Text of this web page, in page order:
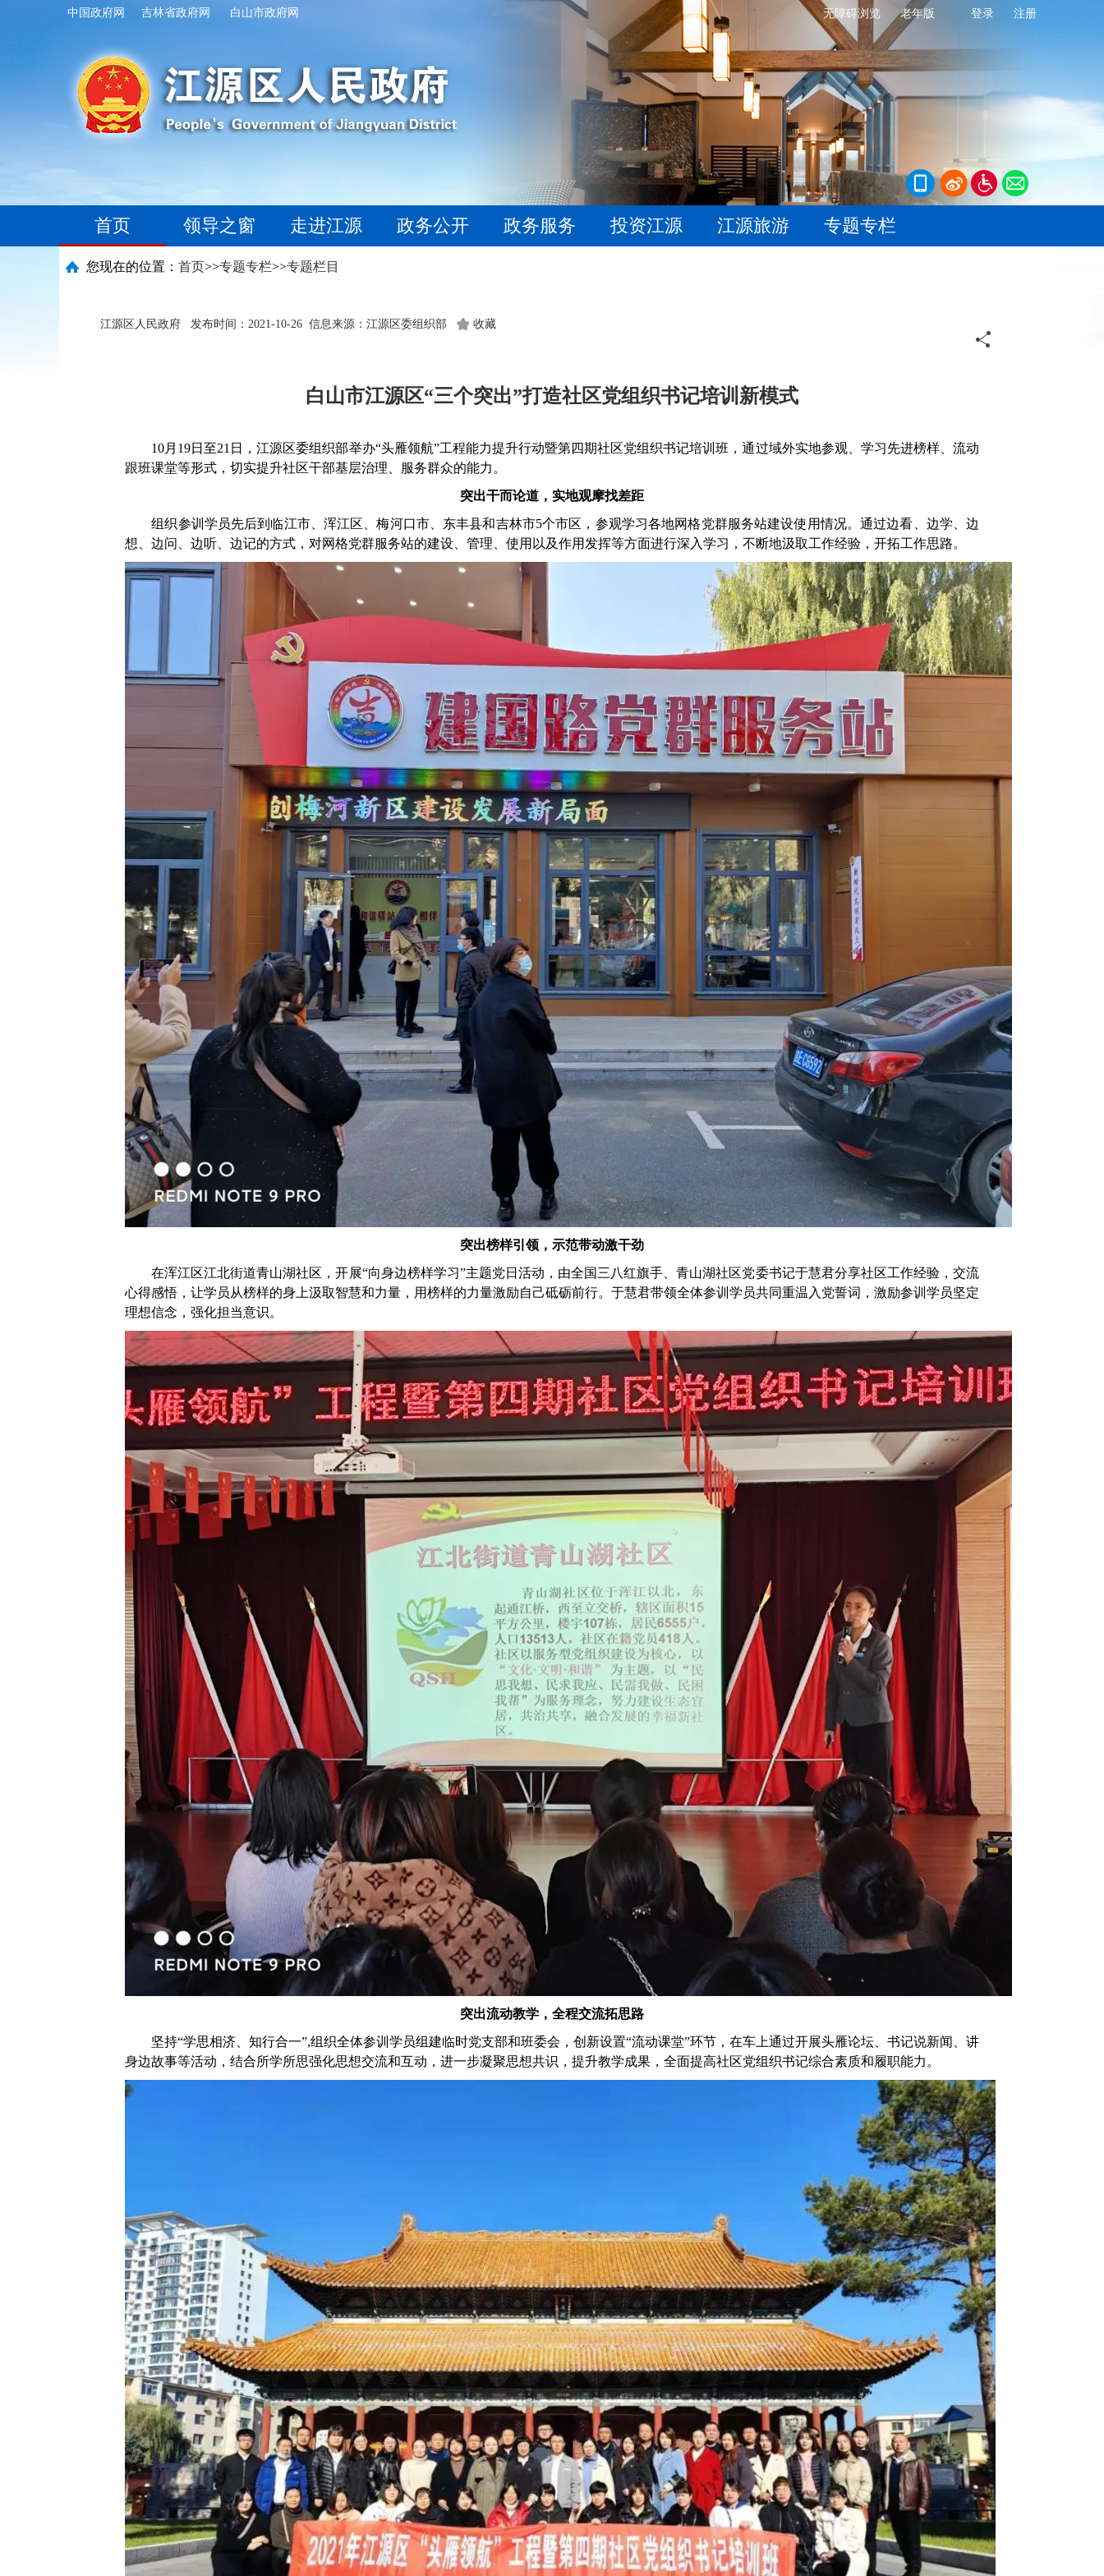
中国政府网 吉林省政府网 白山市政府网 无障碍浏览 老年版 登录 注册
首页 领导之窗 走进江源 政务公开 政务服务 投资江源 江源旅游 专题专栏
您现在的位置： 首页>>专题专栏>>专题栏目
江源区人民政府 发布时间：2021-10-26 信息来源：江源区委组织部 收藏
白山市江源区“三个突出”打造社区党组织书记培训新模式
10月 19日至21 日，江源区委组织部举办“头雁领航”工程能力提升行动暨第四期社区党组织书记培训班，通过域外实地参观、学习先进榜样、流动
跟班课堂等形式，切实提升社区干部基层治理、服务群众的能力。
突出干而论道，实地观摩找差距
组织参训学员先后到临江市、浑江区、梅河口市、东丰县和吉林市5个市区，参观学习各地网格党群服务站建设使用情况。通过边看、边学、边
想、边问、边听、边记的方式，对网格党群服务站的建设、管理、使用以及作用发挥等方面进行深入学习，不断地汲取工作经验，开拓工作思路。
突出榜样引领，示范带动激干劲
在浑江区江北街道青山湖社区，开展“向身边榜样学习”主题党日活动，由全国三八红旗手、青山湖社区党委书记于慧君分享社区工作经验，交流
心得感悟，让学员从榜样的身上汲取智慧和力量，用榜样的力量激励自己砥砺前行。于慧君带领全体参训学员共同重温入党誓词，激励参训学员坚定
理想信念，强化担当意识。
突出流动教学，全程交流拓思路
坚持“学思相济、知行合一”,组织全体参训学员组建临时党支部和班委会，创新设置“流动课堂”环节，在车上通过开展头雁论坛、书记说新闻、讲
身边故事等活动，结合所学所思强化思想交流和互动，进一步凝聚思想共识，提升教学成果，全面提高社区党组织书记综合素质和履职能力。